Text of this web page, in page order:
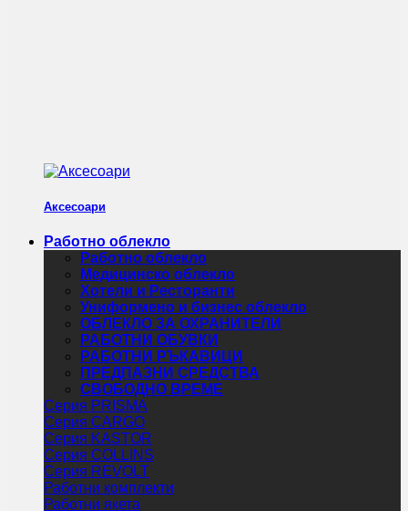
Аксесоари
Работно облекло
Работно облекло
Медицинско облекло
Хотели и Ресторанти
Униформено и бизнес облекло
ОБЛЕКЛО ЗА ОХРАНИТЕЛИ
РАБОТНИ ОБУВКИ
РАБОТНИ РЪКАВИЦИ
ПРЕДПАЗНИ СРЕДСТВА
СВОБОДНО ВРЕМЕ
Серия PRISMA
Серия CARGO
Серия KASTOR
Серия COLLINS
Серия REVOLT
Работни комплекти
Работни якета